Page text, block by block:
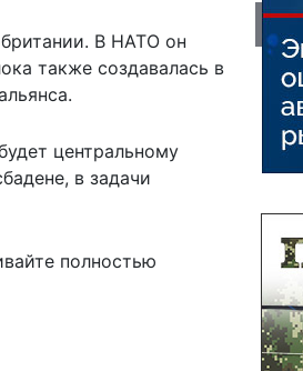
В НАТО он
также создавалась в
центральному
, в задачи
полностью